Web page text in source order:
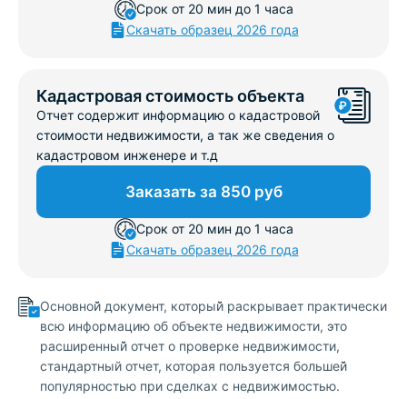
Срок от 20 мин до 1 часа
Скачать образец 2026 года
Кадастровая стоимость объекта
Отчет содержит информацию о кадастровой
стоимости недвижимости, а так же сведения о
кадастровом инженере и т.д
Заказать за 850 руб
Срок от 20 мин до 1 часа
Скачать образец 2026 года
Основной̆ документ, который̆ раскрывает практически
всю информацию об объекте недвижимости, это
расширенный̆ отчет о проверке недвижимости,
стандартный отчет, которая пользуется большей̆
популярностью при сделках с недвижимостью.